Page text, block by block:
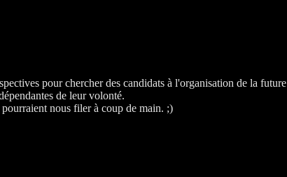
pour chercher des candidats à l'organisation de la
de leur volonté.
nous filer à coup de main. ;)